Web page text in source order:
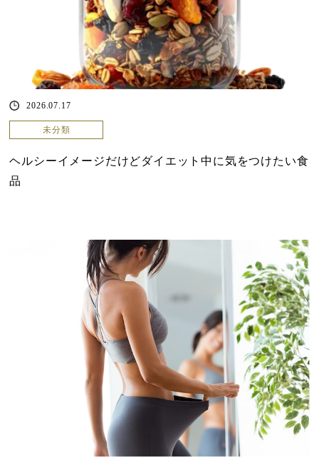
2026.07.17
未分類
ヘルシーイメージだけどダイエット中に気をつけたい食
品